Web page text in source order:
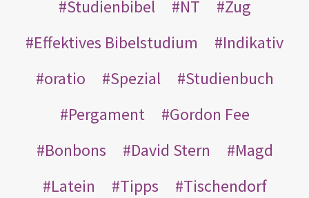
Studienbibel
NT
Zug
Effektives Bibelstudium
Indikativ
oratio
Spezial
Studienbuch
Pergament
Gordon Fee
Bonbons
David Stern
Magd
Latein
Tipps
Tischendorf